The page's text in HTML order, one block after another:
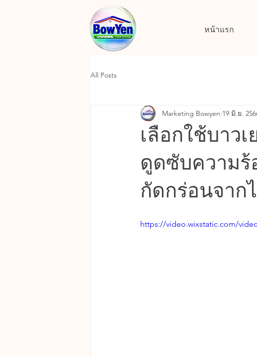
หน้าแรก
All Posts
เลือกใช้บาว
ดูดซับความ
กัดกร่อนจาก
Marketing Bowyen 19 มิ.ย.
https://video.wixstatic.com/